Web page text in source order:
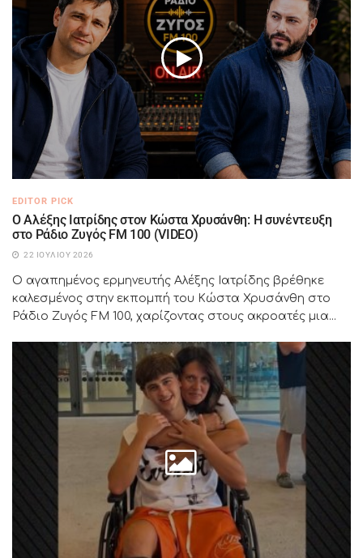
EDITOR PICK
Ο Αλέξης Ιατρίδης στον Κώστα Χρυσάνθη: Η συνέντευξη
στο Ράδιο Ζυγός FM 100 (VIDEO)
22 ΙΟΥΛΊΟΥ 2026
Ο αγαπημένος ερμηνευτής Αλέξης Ιατρίδης βρέθηκε
καλεσμένος στην εκπομπή του Κώστα Χρυσάνθη στο
Ράδιο Ζυγός FM 100, χαρίζοντας στους ακροατές μια...